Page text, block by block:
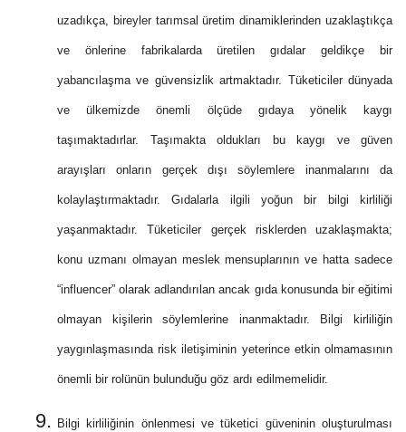
uzadıkça, bireyler tarımsal üretim dinamiklerinden uzaklaştıkça
ve önlerine fabrikalarda üretilen gıdalar geldikçe bir
yabancılaşma ve güvensizlik artmaktadır. Tüketiciler dünyada
ve ülkemizde önemli ölçüde gıdaya yönelik kaygı
taşımaktadırlar. Taşımakta oldukları bu kaygı ve güven
arayışları onların gerçek dışı söylemlere inanmalarını da
kolaylaştırmaktadır. Gıdalarla ilgili yoğun bir bilgi kirliliği
yaşanmaktadır. Tüketiciler gerçek risklerden uzaklaşmakta;
konu uzmanı olmayan meslek mensuplarının ve hatta sadece
“influencer” olarak adlandırılan ancak gıda konusunda bir eğitimi
olmayan kişilerin söylemlerine inanmaktadır. Bilgi kirliliğin
yaygınlaşmasında risk iletişiminin yeterince etkin olmamasının
önemli bir rolünün bulunduğu göz ardı edilmemelidir.
Bilgi kirliliğinin önlenmesi ve tüketici güveninin oluşturulması